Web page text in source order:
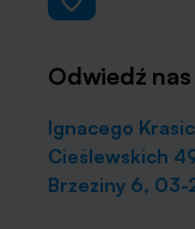
Odwiedź nas
Ignacego
Cieślewskich
Brzeziny 6, 03-